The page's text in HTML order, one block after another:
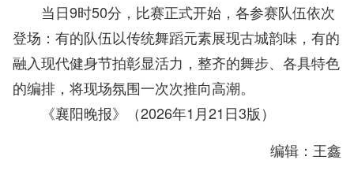
当日9时50分，比赛正式开始，各参赛队伍依次
登场：有的队伍以传统舞蹈元素展现古城韵味，有的
融入现代健身节拍彰显活力，整齐的舞步、各具特色
的编排，将现场氛围一次次推向高潮。
《襄阳晚报》（2026年1月21日3版）
编辑：王鑫